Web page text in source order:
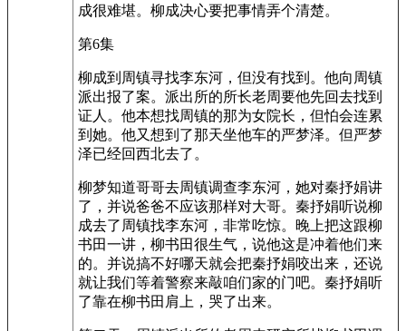
成很难堪。柳成决心要把事情弄个清楚。
第6集
柳成到周镇寻找李东河，但没有找到。他向周镇
派出报了案。派出所的所长老周要他先回去找到
证人。他本想找周镇的那为女院长，但怕会连累
到她。他又想到了那天坐他车的严梦泽。但严梦
泽已经回西北去了。
柳梦知道哥哥去周镇调查李东河，她对秦抒娟讲
了，并说爸爸不应该那样对大哥。秦抒娟听说柳
成去了周镇找李东河，非常吃惊。晚上把这跟柳
书田一讲，柳书田很生气，说他这是冲着他们来
的。并说搞不好哪天就会把秦抒娟咬出来，还说
就让我们等着警察来敲咱们家的门吧。秦抒娟听
了靠在柳书田肩上，哭了出来。